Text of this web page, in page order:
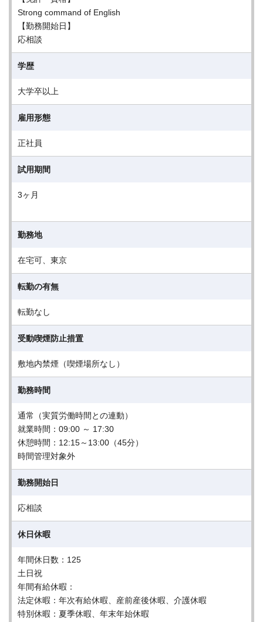
Strong command of English
【勤務開始日】
応相談
学歴
大学卒以上
雇用形態
正社員
試用期間
3ヶ月
勤務地
在宅可、東京
転勤の有無
転勤なし
受動喫煙防止措置
敷地内禁煙（喫煙場所なし）
勤務時間
通常（実質労働時間との連動）
就業時間：09:00 ～ 17:30
休憩時間：12:15～13:00（45分）
時間管理対象外
勤務開始日
応相談
休日休暇
年間休日数：125
土日祝
年間有給休暇：
法定休暇：年次有給休暇、産前産後休暇、介護休暇
特別休暇：夏季休暇、年末年始休暇